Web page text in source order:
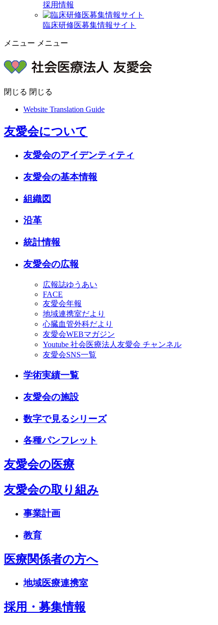
採用情報
臨床研修医募集情報サイト
メニュー メニュー
閉じる 閉じる
Website Translation Guide
友愛会について
友愛会のアイデンティティ
友愛会の基本情報
組織図
沿革
統計情報
友愛会の広報
広報誌ゆうあい
FACE
友愛会年報
地域連携室だより
心臓血管外科だより
友愛会WEBマガジン
Youtube 社会医療法人友愛会 チャンネル
友愛会SNS一覧
学術実績一覧
友愛会の施設
数字で見るシリーズ
各種パンフレット
友愛会の医療
友愛会の取り組み
事業計画
教育
医療関係者の方へ
地域医療連携室
採用・募集情報